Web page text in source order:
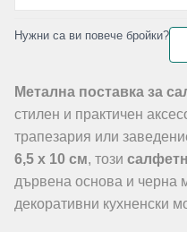
Нужни са ви повече бройки?
Метална поставка за
стилен и практичен
трапезария или
6,5 x 10 см, този
дървена основа и черна
декоративни кухненски